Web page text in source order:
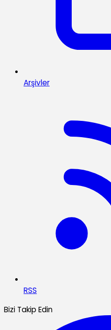
Arşivler
RSS
Bizi Takip Edin